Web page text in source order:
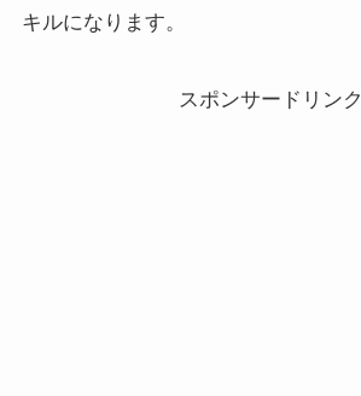
キルになります。
スポンサードリンク